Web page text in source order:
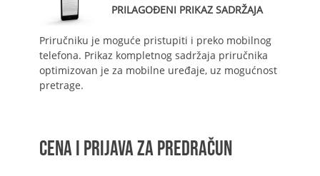
PRILAGOĐENI PRIKAZ SADRŽAJA
Priručniku je moguće pristupiti i preko mobilnog
telefona. Prikaz kompletnog sadržaja priručnika
optimizovan je za mobilne uređaje, uz mogućnost
pretrage.
CENA I PRIJAVA ZA PREDRAČUN